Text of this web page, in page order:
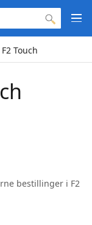
Touch
bestillinger i F2